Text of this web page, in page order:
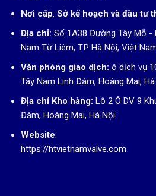
Nơi cấp: Sở kế hoạch và đầu tư
Địa chỉ: Số 1A38 Đường Tây Mỗ -
Nam Từ Liêm, T.P Hà Nội, Việt
Văn phòng giao dịch: ô dịch vụ
Tây Nam Linh Đàm, Hoàng Mai,
Địa chỉ Kho hàng: Lô 2 Ô DV 9
Đàm, Hoàng Mai, Hà Nội
Website:
https://htvietnamvalve.com